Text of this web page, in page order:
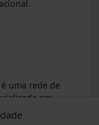
uma rede de
em
2016 pelo